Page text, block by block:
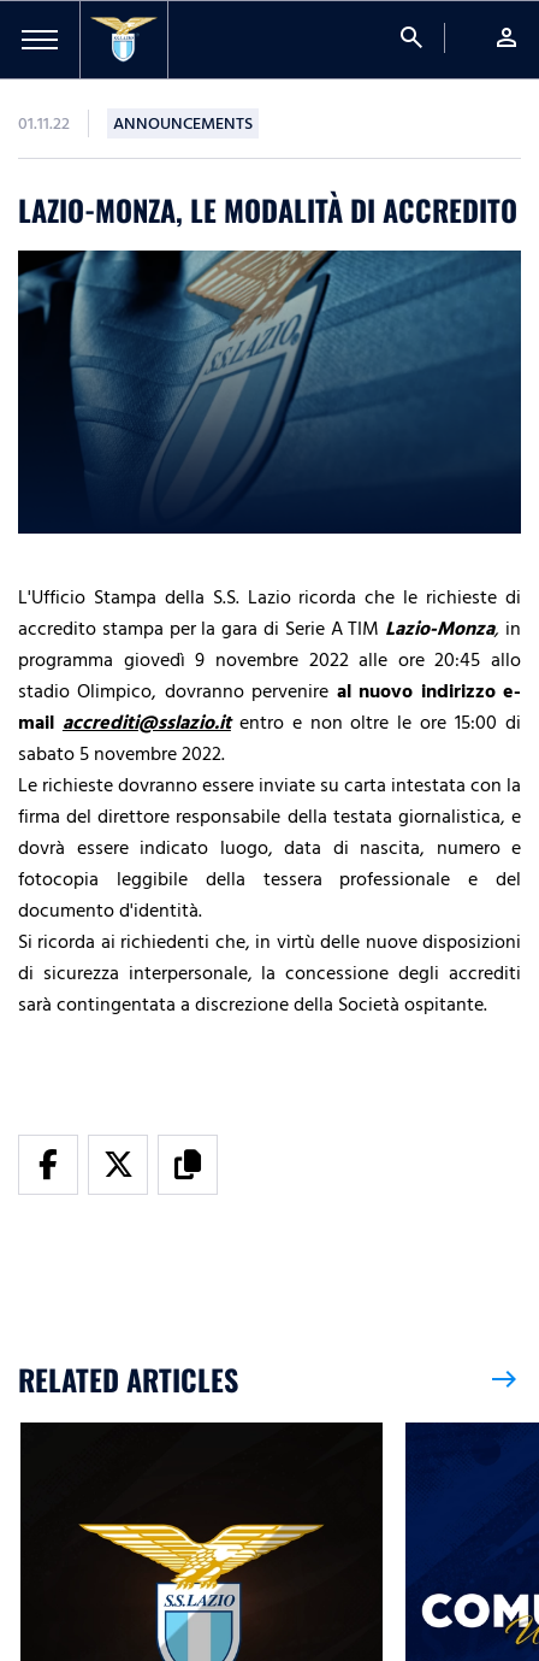
search person
01.11.22 ANNOUNCEMENTS
LAZIO-MONZA, LE MODALITÀ DI ACCREDITO
L'Ufficio Stampa della S.S. Lazio ricorda che le richieste di
accredito stampa per la gara di Serie A TIM Lazio-Monza, in
programma giovedì 9 novembre 2022 alle ore 20:45 allo
stadio Olimpico, dovranno pervenire al nuovo indirizzo e-
mailaccrediti@sslazio.it entro e non oltre le ore 15:00 di
sabato 5 novembre 2022.
Le richieste dovranno essere inviate su carta intestata con la
firma del direttore responsabile della testata giornalistica, e
dovrà essere indicato luogo, data di nascita, numero e
fotocopia leggibile della tessera professionale e del
documento d'identità.
Si ricorda ai richiedenti che, in virtù delle nuove disposizioni
di sicurezza interpersonale, la concessione degli accrediti
sarà contingentata a discrezione della Società ospitante.
RELATED ARTICLES east